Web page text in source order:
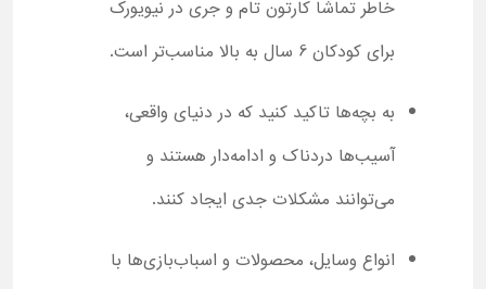
خاطر تماشا کارتون تام و جری در نیویورک
برای کودکان 6 سال به بالا مناسب‌تر است.
به بچه‌ها تاکید کنید که در دنیای واقعی،
آسیب‌ها دردناک و ادامه‌دار هستند و
می‌توانند مشکلات جدی ایجاد کنند.
انواع وسایل، محصولات و اسباب‌بازی‌ها با